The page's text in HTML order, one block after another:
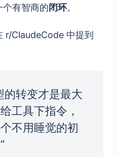
有智商的闭环。
r/ClaudeCode 中提到
的转变才是最大
工具下指令，
不用睡觉的初